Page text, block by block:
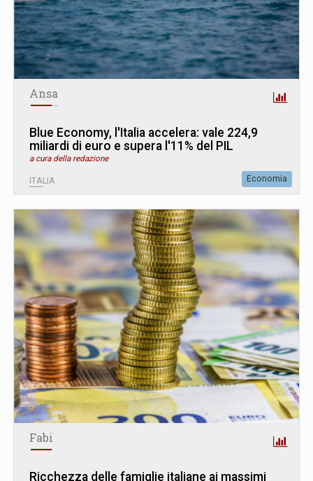
Ansa
Blue Economy, l'Italia accelera: vale 224,9
miliardi di euro e supera l'11% del PIL
a cura della redazione
ITALIA Economia
Fabi
Ricchezza delle famiglie italiane ai massimi